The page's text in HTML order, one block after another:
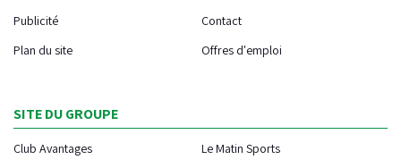
Publicité
Contact
Plan du site
Offres d'emploi
SITE DU GROUPE
Club Avantages
Le Matin Sports